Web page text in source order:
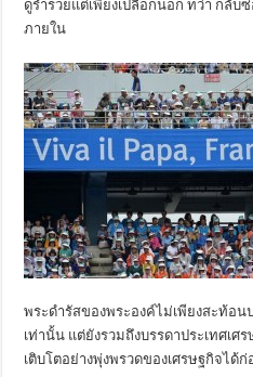
ดูร่ำรวยแต่เพียงเปลือกนอก ทว่า กลับ
ภายใน
พระดำรัสของพระองค์ไม่เพียงสะท้อ
เท่านั้น แต่ยังรวมถึงบรรดาประเทศเศ
เติบโตอย่างพุ่งพรวดของเศรษฐกิจได้